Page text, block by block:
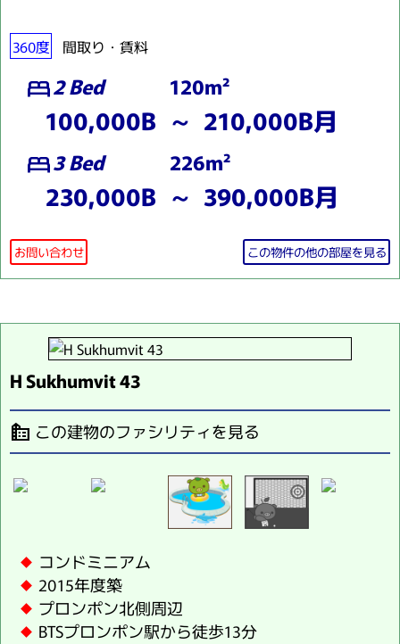
360度 間取り・賃料
bed2 Bed 120m²
100,000B ～ 210,000B月
bed3 Bed 226m²
230,000B ～ 390,000B月
お問い合わせ この物件の他の部屋を見る
H Sukhumvit 43
source_environment この建物のファシリティを見る
コンドミニアム
2015年度築
プロンポン北側周辺
BTSプロンポン駅から徒歩13分